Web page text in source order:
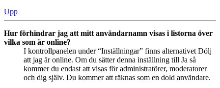
Upp
Hur förhindrar jag att mitt användarnamn visas i listorna över
vilka som är online?
I kontrollpanelen under “Inställningar” finns alternativet Dölj
att jag är online. Om du sätter denna inställning till Ja så
kommer du endast att visas för administratörer, moderatorer
och dig själv. Du kommer att räknas som en dold användare.